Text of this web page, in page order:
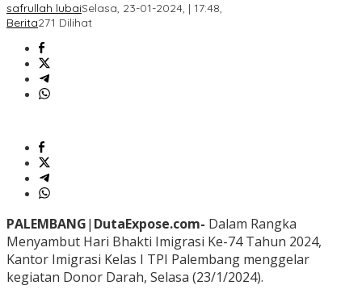
safrullah lubaiSelasa, 23-01-2024, | 17:48,
Berita271 Dilihat
PALEMBANG| DutaExpose.com- Dalam Rangka
Menyambut Hari Bhakti Imigrasi Ke-74 Tahun 2024,
Kantor Imigrasi Kelas I TPI Palembang menggelar
kegiatan Donor Darah, Selasa (23/1/2024).